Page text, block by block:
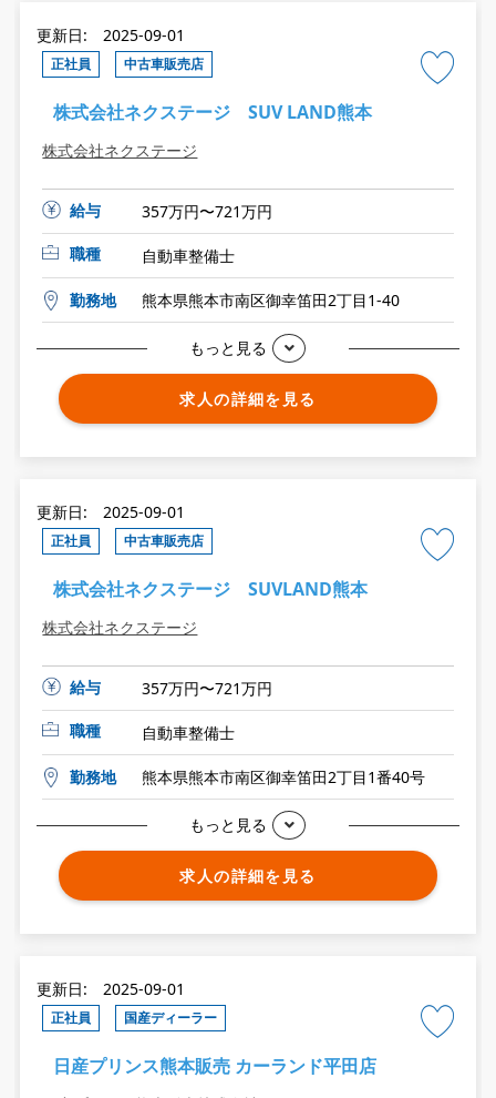
更新日: 2025-09-01
正社員 中古車販売店
株式会社ネクステージ SUV LAND熊本
株式会社ネクステージ
給与
357万円〜721万円
職種
自動車整備士
勤務地 熊本県熊本市南区御幸笛田2丁目1-40
もっと見る
求人の詳細を見る
更新日: 2025-09-01
正社員 中古車販売店
株式会社ネクステージ SUVLAND熊本
株式会社ネクステージ
給与
357万円〜721万円
職種
自動車整備士
勤務地 熊本県熊本市南区御幸笛田2丁目1番40号
もっと見る
求人の詳細を見る
更新日: 2025-09-01
正社員 国産ディーラー
日産プリンス熊本販売 カーランド平田店